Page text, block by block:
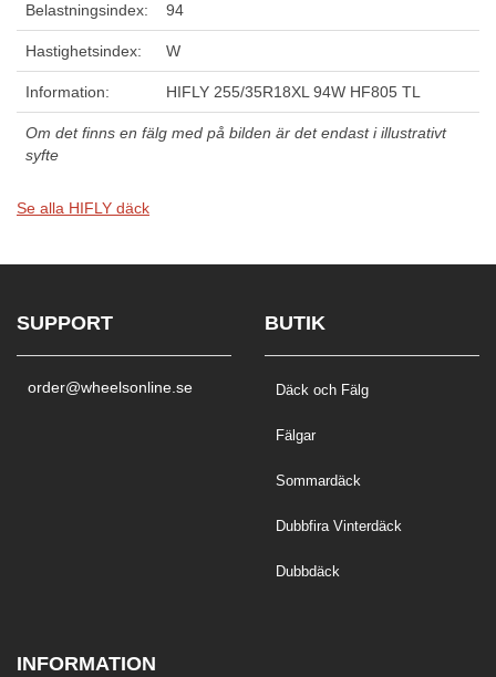
Belastningsindex: 94
Hastighetsindex: W
Information: HIFLY 255/35R18XL 94W HF805 TL
Om det finns en fälg med på bilden är det endast i illustrativt
syfte
Se alla HIFLY däck
SUPPORT
order@wheelsonline.se
BUTIK
Däck och Fälg
Fälgar
Sommardäck
Dubbfira Vinterdäck
Dubbdäck
INFORMATION